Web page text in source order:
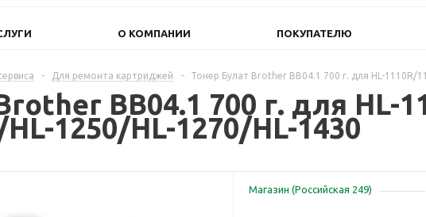
О КОМПАНИИ ПОКУПАТЕЛЮ
- Для ремонта картриджей - Тонер Булат Brother BB04.1 700 г. для HL-1110R/
BB04.1 700 г. для HL-
1250/HL-1270/HL-1430
Магазин (Российская 249)